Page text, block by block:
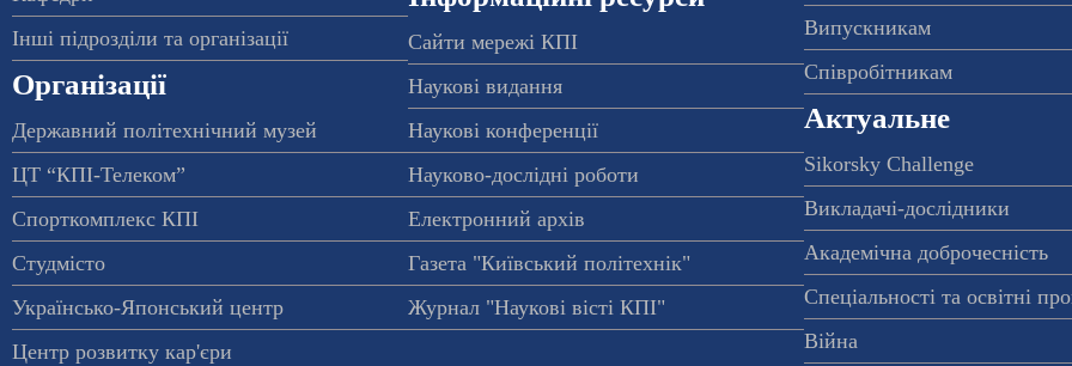
Інші підрозділи та організації
Організації
Державний політехнічний музей
ЦТ “КПІ-Телеком”
Спорткомплекс КПІ
Студмісто
Українсько-Японський центр
Центр розвитку кар'єри
Сайти мережі КПІ
Наукові видання
Наукові конференції
Науково-дослідні роботи
Електронний архів
Газета "Київський політехнік"
Журнал "Наукові вісті КПІ"
Випускникам
Співробітникам
Актуальне
Sikorsky Challenge
Викладачі-дослідники
Академічна доброчесність
Спеціальності та освітні
Війна